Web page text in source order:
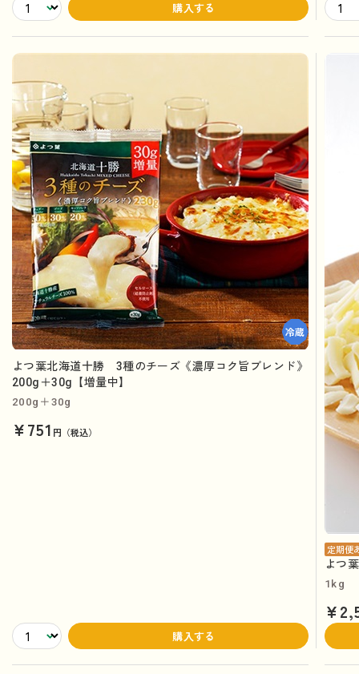
購入する
よつ葉北海道十勝 3種のチーズ《濃厚コク旨ブレンド》
200g＋30g【増量中】
200g＋30g
¥751 円（税込）
購入する
定期便
よつ
1kg